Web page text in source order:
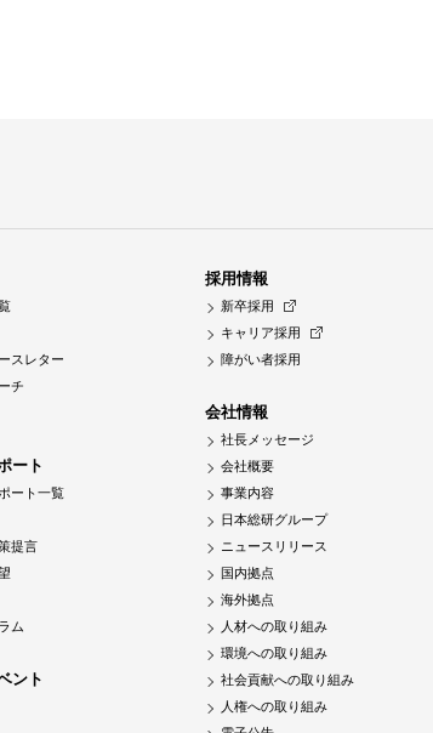
スレター
チ
ート
ート一覧
提言
ム
ント
採用情報
新卒採用
キャリア採用
障がい者採用
会社情報
社長メッセージ
会社概要
事業内容
日本総研グループ
ニュースリリース
国内拠点
海外拠点
人材への取り組み
環境への取り組み
社会貢献への取り組み
人権への取り組み